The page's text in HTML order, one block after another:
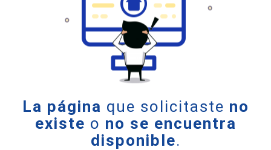
La página que solicitaste no
existe o no se encuentra
disponible.